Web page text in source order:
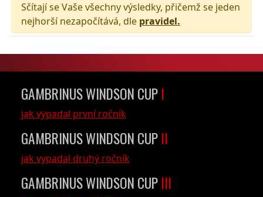
Sčítají se Vaše všechny výsledky, přičemž se jeden
nejhorší nezapočítává, dle pravidel.
GAMBRINUS WINDSON CUP I
jak vypadal první ročník
GAMBRINUS WINDSON CUP II
jak vypadal druhý ročník
GAMBRINUS WINDSON CUP III